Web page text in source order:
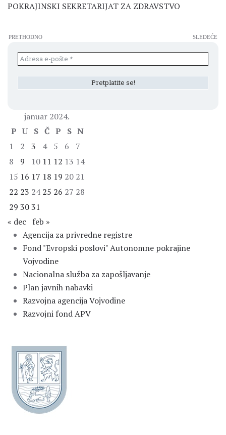
POKRAJINSKI SEKRETARIJAT ZA ZDRAVSTVO
PRETHODNO SLEDEĆE
januar 2024.
P U S Č P S N
1
2 3 4 5 6
7
8
9 10 11 12 13 14
15 16 17 18 19 20 21
22 23 24 25 26 27 28
29 3031
« dec
feb »
Agencija za privredne registre
Fond "Evropski poslovi" Autonomne pokrajine
Vojvodine
Nacionalna služba za zapošljavanje
Plan javnih nabavki
Razvojna agencija Vojvodine
Razvojni fond APV